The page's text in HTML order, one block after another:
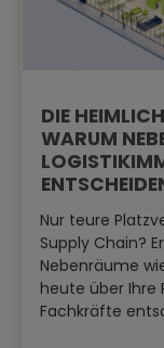
DIE
WARUM
Nur teure
Supply Chain?
Nebenräume
heute über Ihre
Fachkräfte